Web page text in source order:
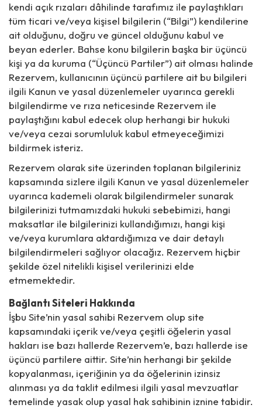
kendi açık rızaları dâhilinde tarafımız ile paylaştıkları
tüm ticari ve/veya kişisel bilgilerin (“Bilgi”) kendilerine
ait olduğunu, doğru ve güncel olduğunu kabul ve
beyan ederler. Bahse konu bilgilerin başka bir üçüncü
kişi ya da kuruma (“Üçüncü Partiler”) ait olması halinde
Rezervem, kullanıcının üçüncü partilere ait bu bilgileri
ilgili Kanun ve yasal düzenlemeler uyarınca gerekli
bilgilendirme ve rıza neticesinde Rezervem ile
paylaştığını kabul edecek olup herhangi bir hukuki
ve/veya cezai sorumluluk kabul etmeyeceğimizi
bildirmek isteriz.
Rezervem olarak site üzerinden toplanan bilgileriniz
kapsamında sizlere ilgili Kanun ve yasal düzenlemeler
uyarınca kademeli olarak bilgilendirmeler sunarak
bilgilerinizi tutmamızdaki hukuki sebebimizi, hangi
maksatlar ile bilgilerinizi kullandığımızı, hangi kişi
ve/veya kurumlara aktardığımıza ve dair detaylı
bilgilendirmeleri sağlıyor olacağız. Rezervem hiçbir
şekilde özel nitelikli kişisel verilerinizi elde
etmemektedir.
Bağlantı Siteleri Hakkında
İşbu Site’nin yasal sahibi Rezervem olup site
kapsamındaki içerik ve/veya çeşitli öğelerin yasal
hakları ise bazı hallerde Rezervem’e, bazı hallerde ise
üçüncü partilere aittir. Site’nin herhangi bir şekilde
kopyalanması, içeriğinin ya da öğelerinin izinsiz
alınması ya da taklit edilmesi ilgili yasal mevzuatlar
temelinde yasak olup yasal hak sahibinin iznine tabidir.